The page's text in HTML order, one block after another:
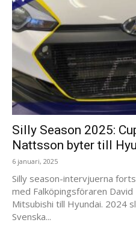
Silly Season 2025:
Nattsson byter till
6 januari, 2025
Silly season-intervjuerna
med Falköpingsföraren
Mitsubishi till Hyundai. 2024
Svenska...